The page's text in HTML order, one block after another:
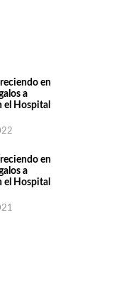
en
a
el Hospital
en
a
el Hospital